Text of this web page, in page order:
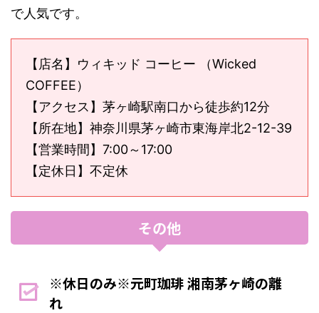
で人気です。
【店名】ウィキッド コーヒー （Wicked
COFFEE）
【アクセス】茅ヶ崎駅南口から徒歩約12分
【所在地】神奈川県茅ヶ崎市東海岸北2-12-39
【営業時間】7:00～17:00
【定休日】不定休
その他
※休日のみ※元町珈琲 湘南茅ヶ崎の離
れ